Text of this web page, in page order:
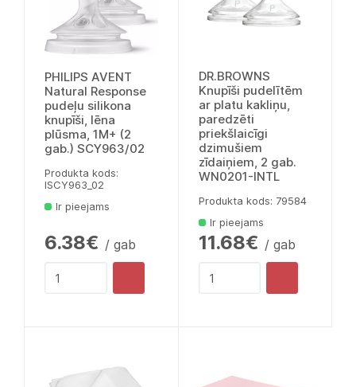
PHILIPS AVENT
Natural Response
pudeļu silikona
knupīši, lēna
plūsma, 1M+ (2
gab.) SCY963/02
Produkta kods:
lSCY963_02
Ir pieejams
6.38€ / gab
DR.BROWNS
Knupīši pudelītēm
ar platu kakliņu,
paredzēti
priekšlaicīgi
dzimušiem
zīdaiņiem, 2 gab.
WN0201-INTL
Produkta kods: 79584
Ir pieejams
11.68€ / gab